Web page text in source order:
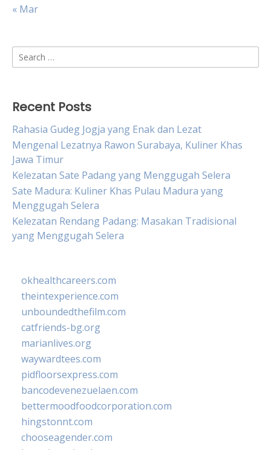
« Mar
Search
for:
Recent Posts
Rahasia Gudeg Jogja yang Enak dan Lezat
Mengenal Lezatnya Rawon Surabaya, Kuliner Khas
Jawa Timur
Kelezatan Sate Padang yang Menggugah Selera
Sate Madura: Kuliner Khas Pulau Madura yang
Menggugah Selera
Kelezatan Rendang Padang: Masakan Tradisional
yang Menggugah Selera
okhealthcareers.com
theintexperience.com
unboundedthefilm.com
catfriends-bg.org
marianlives.org
waywardtees.com
pidfloorsexpress.com
bancodevenezuelaen.com
bettermoodfoodcorporation.com
hingstonnt.com
chooseagender.com